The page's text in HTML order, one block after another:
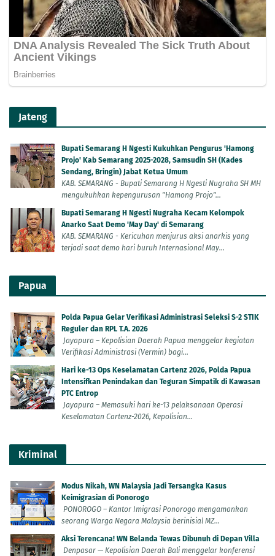
Jateng
Bupati Semarang H Ngesti Kukuhkan Pengurus 'Hamong
Projo' Kab Semarang 2025-2028, Samsudin SH (Kades
Sendang, Bringin) Jabat Ketua Umum
KAB. SEMARANG - Bupati Semarang H Ngesti Nugraha SH MH
mengukuhkan kepengurusan "Hamong Projo"...
Bupati Semarang H Ngesti Nugraha Kecam Kelompok
Anarko Saat Demo 'May Day' di Semarang
KAB. SEMARANG - Kericuhan menjurus aksi anarkis yang
terjadi saat demo hari buruh Internasional May...
Papua
Polda Papua Gelar Verifikasi Administrasi Seleksi S-2 STIK
Reguler dan RPL T.A. 2026
Jayapura – Kepolisian Daerah Papua menggelar kegiatan
Verifikasi Administrasi (Vermin) bagi...
Hari ke-13 Ops Keselamatan Cartenz 2026, Polda Papua
Intensifkan Penindakan dan Teguran Simpatik di Kawasan
PTC Entrop
Jayapura – Memasuki hari ke-13 pelaksanaan Operasi
Keselamatan Cartenz-2026, Kepolisian...
Kriminal
Modus Nikah, WN Malaysia Jadi Tersangka Kasus
Keimigrasian di Ponorogo
PONOROGO – Kantor Imigrasi Ponorogo mengamankan
seorang Warga Negara Malaysia berinisial MZ...
Aksi Terencana! WN Belanda Tewas Dibunuh di Depan Villa
Denpasar — Kepolisian Daerah Bali menggelar konferensi